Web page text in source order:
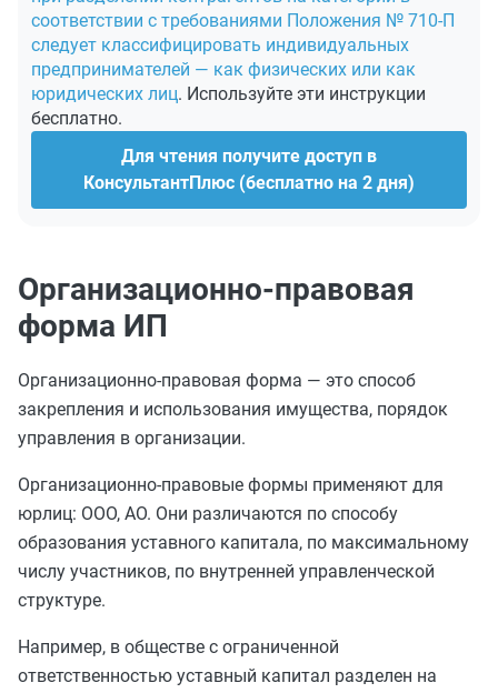
соответствии с требованиями Положения № 710-П
следует классифицировать индивидуальных
предпринимателей — как физических или как
юридических лиц. Используйте эти инструкции
бесплатно.
Для чтения получите доступ в
КонсультантПлюс (бесплатно на 2 дня)
Организационно-правовая
форма ИП
Организационно-правовая форма — это способ
закрепления и использования имущества, порядок
управления в организации.
Организационно-правовые формы применяют для
юрлиц: ООО, АО. Они различаются по способу
образования уставного капитала, по максимальному
числу участников, по внутренней управленческой
структуре.
Например, в обществе с ограниченной
ответственностью уставный капитал разделен на